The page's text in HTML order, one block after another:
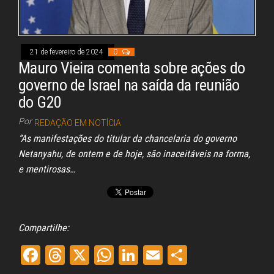
Congresso, Câmara
dos Deputados,
Assembleia
Legislativa,
Brasília, Nordeste,
Norte, Centro-
Oeste, Sul, Sudeste,
Receitas, Chef, RH,
Emprego,
Empreendedorismo,
21 de fevereiro de 2024 0
Mauro Vieira comenta sobre ações do
governo de Israel na saída da reunião
do G20
Por REDAÇÃO EM NOTÍCIA
“As manifestações do titular da chancelaria do governo
Netanyahu, de ontem e de hoje, são inaceitáveis na forma,
e mentirosas…
Compartilhe:
Fa Th X
W
Li
E